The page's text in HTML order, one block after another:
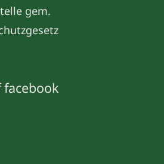
gem.